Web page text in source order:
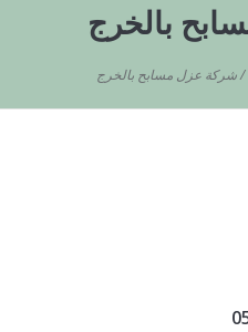
بالخرج
/شركة عزل مسابح بالخرج